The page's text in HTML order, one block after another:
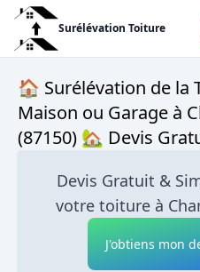
Surélévation Toiture
🏠 Surélévation de la
Maison ou Garage à
(87150) 🏡 Devis
Devis Gratuit &
votre toiture à
J'obtiens mon